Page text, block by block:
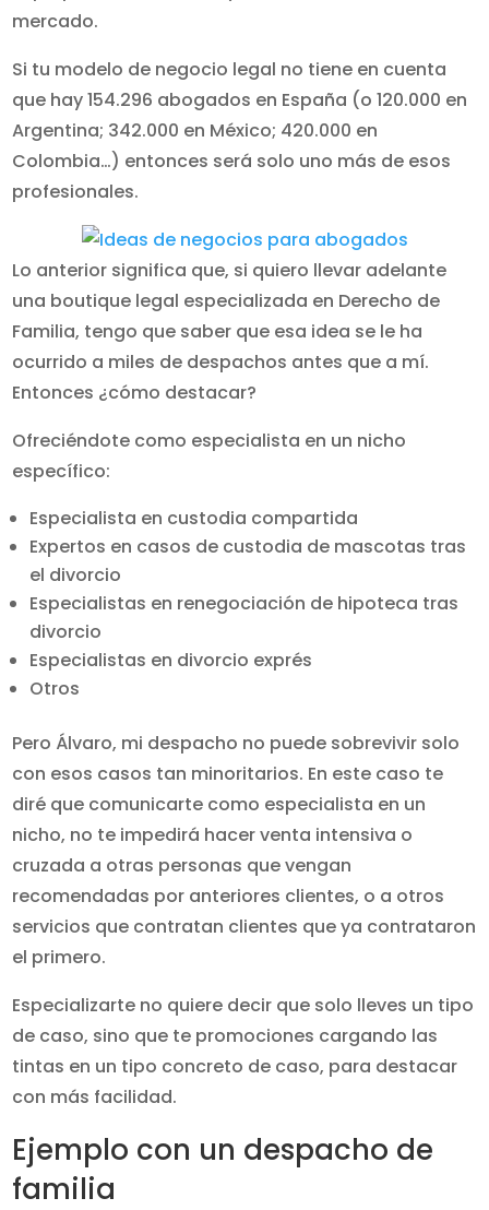
mercado.
Si tu modelo de negocio legal no tiene en cuenta
que hay 154.296 abogados en España (o 120.000 en
Argentina; 342.000 en México; 420.000 en
Colombia…) entonces será solo uno más de esos
profesionales.
Lo anterior significa que, si quiero llevar adelante
una boutique legal especializada en Derecho de
Familia, tengo que saber que esa idea se le ha
ocurrido a miles de despachos antes que a mí.
Entonces ¿cómo destacar?
Ofreciéndote como especialista en un nicho
específico:
Especialista en custodia compartida
Expertos en casos de custodia de mascotas tras
el divorcio
Especialistas en renegociación de hipoteca tras
divorcio
Especialistas en divorcio exprés
Otros
Pero Álvaro, mi despacho no puede sobrevivir solo
con esos casos tan minoritarios. En este caso te
diré que comunicarte como especialista en un
nicho, no te impedirá hacer venta intensiva o
cruzada a otras personas que vengan
recomendadas por anteriores clientes, o a otros
servicios que contratan clientes que ya contrataron
el primero.
Especializarte no quiere decir que solo lleves un tipo
de caso, sino que te promociones cargando las
tintas en un tipo concreto de caso, para destacar
con más facilidad.
Ejemplo con un despacho de
familia